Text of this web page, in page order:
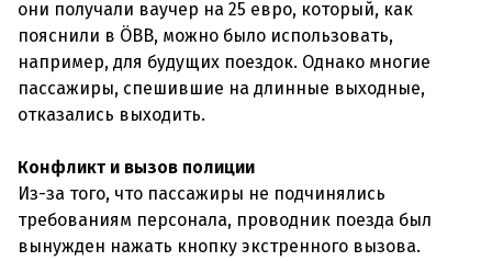
они получали ваучер на 25 евро, который, как
пояснили в ÖBB, можно было использовать,
например, для будущих поездок. Однако многие
пассажиры, спешившие на длинные выходные,
отказались выходить.
Конфликт и вызов полиции
Из-за того, что пассажиры не подчинялись
требованиям персонала, проводник поезда был
вынужден нажать кнопку экстренного вызова.